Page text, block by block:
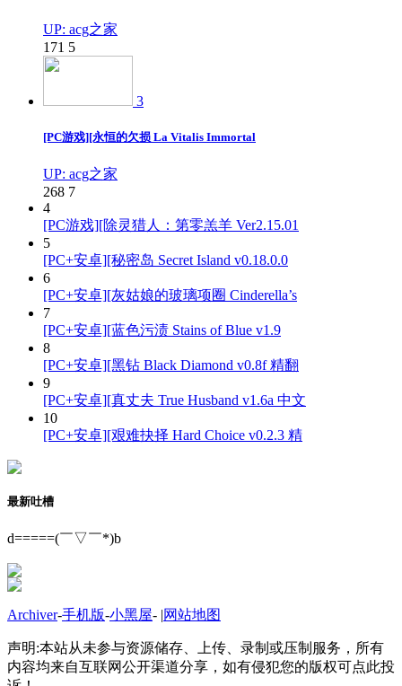
UP: acg之家
171 5
3
[PC游戏][永恒的欠损 La Vitalis Immortal
UP: acg之家
268 7
4
[PC游戏][除灵猎人：第零羔羊 Ver2.15.01
5
[PC+安卓][秘密岛 Secret Island v0.18.0.0
6
[PC+安卓][灰姑娘的玻璃项圈 Cinderella’s
7
[PC+安卓][蓝色污渍 Stains of Blue v1.9
8
[PC+安卓][黑钻 Black Diamond v0.8f 精翻
9
[PC+安卓][真丈夫 True Husband v1.6a 中文
10
[PC+安卓][艰难抉择 Hard Choice v0.2.3 精
最新吐槽
d=====(￣▽￣*)b
Archiver-手机版-小黑屋- |网站地图
声明:本站从未参与资源储存、上传、录制或压制服务，所有
内容均来自互联网公开渠道分享，如有侵犯您的版权可点此投